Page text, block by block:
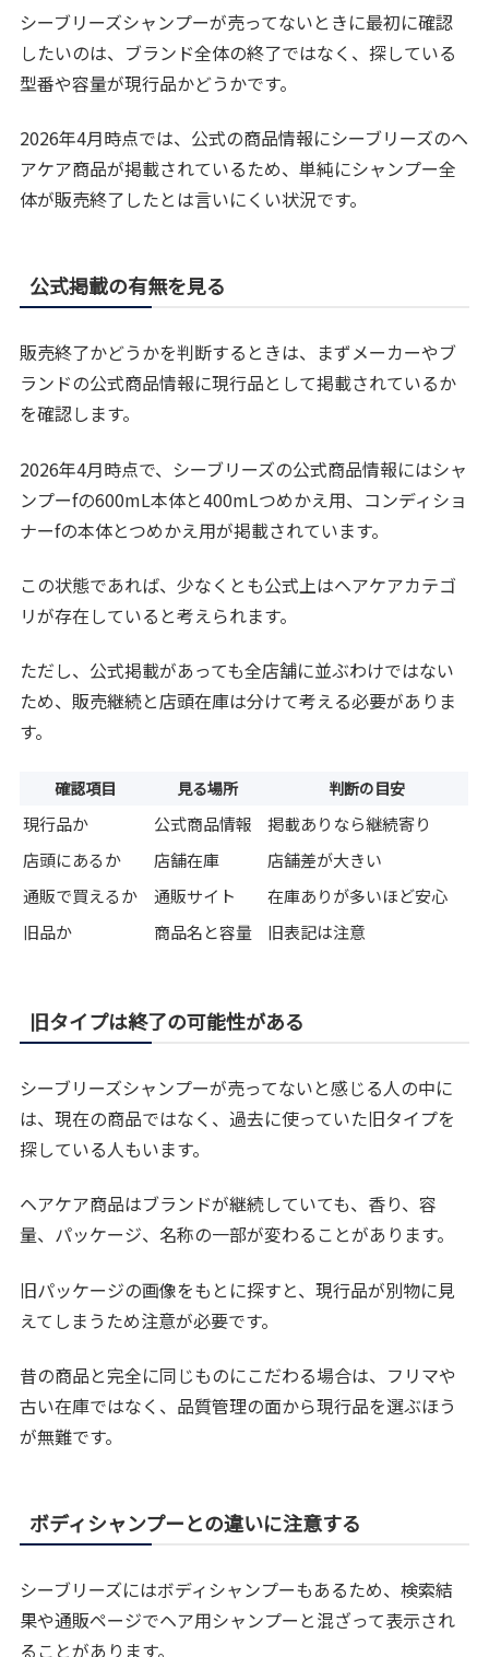
シーブリーズシャンプーが売ってないときに最初に確認
したいのは、ブランド全体の終了ではなく、探している
型番や容量が現行品かどうかです。
2026年4月時点では、公式の商品情報にシーブリーズのヘ
アケア商品が掲載されているため、単純にシャンプー全
体が販売終了したとは言いにくい状況です。
公式掲載の有無を見る
販売終了かどうかを判断するときは、まずメーカーやブ
ランドの公式商品情報に現行品として掲載されているか
を確認します。
2026年4月時点で、シーブリーズの公式商品情報にはシャ
ンプーfの600mL本体と400mLつめかえ用、コンディショ
ナーfの本体とつめかえ用が掲載されています。
この状態であれば、少なくとも公式上はヘアケアカテゴ
リが存在していると考えられます。
ただし、公式掲載があっても全店舗に並ぶわけではない
ため、販売継続と店頭在庫は分けて考える必要がありま
す。
確認項目 見る場所 判断の目安
現行品か 公式商品情報
掲載ありなら継続寄り
店頭にあるか
店舗在庫
店舗差が大きい
通販で買えるか
通販サイト
在庫ありが多いほど安心
旧品か
商品名と容量 旧表記は注意
旧タイプは終了の可能性がある
シーブリーズシャンプーが売ってないと感じる人の中に
は、現在の商品ではなく、過去に使っていた旧タイプを
探している人もいます。
ヘアケア商品はブランドが継続していても、香り、容
量、パッケージ、名称の一部が変わることがあります。
旧パッケージの画像をもとに探すと、現行品が別物に見
えてしまうため注意が必要です。
昔の商品と完全に同じものにこだわる場合は、フリマや
古い在庫ではなく、品質管理の面から現行品を選ぶほう
が無難です。
ボディシャンプーとの違いに注意する
シーブリーズにはボディシャンプーもあるため、検索結
果や通販ページでヘア用シャンプーと混ざって表示され
ることがあります。